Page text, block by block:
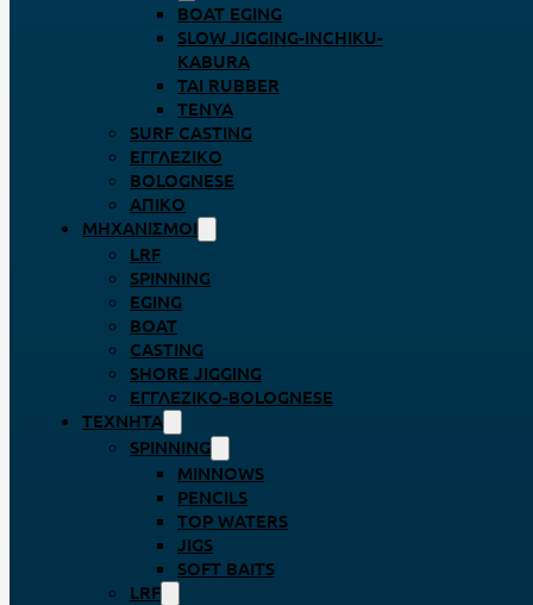
BOAT EGING
SLOW JIGGING-INCHIKU-
KABURA
TAI RUBBER
TENYA
SURF CASTING
ΕΓΓΛΈΖΙΚΟ
BOLOGNESE
ΑΠΊΚΟ
ΜΗΧΑΝΙΣΜΟΊ
LRF
SPINNING
EGING
BOAT
CASTING
SHORE JIGGING
ΕΓΓΛΈΖΙΚΟ-BOLOGNESE
ΤΕΧΝΗΤΆ
SPINNING
MINNOWS
PENCILS
TOP WATERS
JIGS
SOFT BAITS
LRF